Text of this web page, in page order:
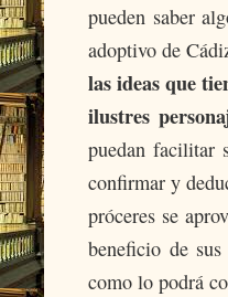
pueden saber
adoptivo de
las ideas que
ilustres
puedan facilitar
confirmar y
próceres se
beneficio de
como lo podrá